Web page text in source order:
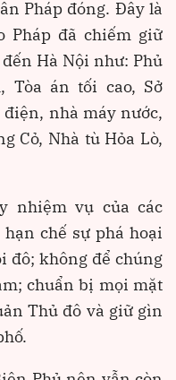
Pháp đóng. Đây là
Pháp đã chiếm giữ
Hà Nội như: Phủ
Tòa án tối cao, Sở
điện, nhà máy nước,
Cỏ, Nhà tù Hỏa Lò,
nhiệm vụ của các
chế sự phá hoại
đô; không để chúng
chuẩn bị mọi mặt
Thủ đô và giữ gìn